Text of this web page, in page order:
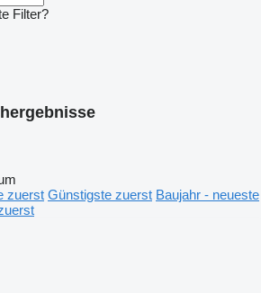
Filter?
zuerst Günstigste zuerst Baujahr - neueste